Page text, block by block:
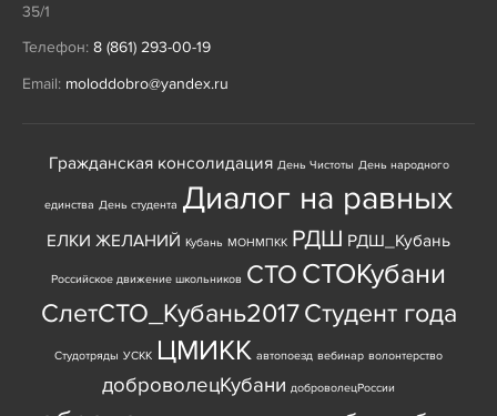
35/1
Телефон: 8 (861) 293-00-19
Email: moloddobro@yandex.ru
Гражданская консолидация День Чистоты День народного
единства День студента Диалог на равных
ЕЛКИ ЖЕЛАНИЙ Кубань МОНМПКК РДШ РДШ_Кубань
Российское движение школьников СТО СТОКубани
СлетСТО_Кубань2017Студент года
Студотряды УСКК ЦМИКК автопоезд вебинар волонтерство
доброволецКубани доброволецРоссии